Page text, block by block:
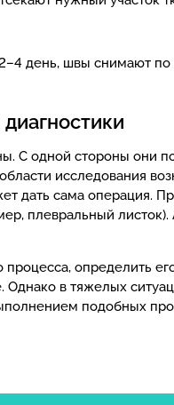
день, швы снимают
одной стороны они
исследования
дать сама операция.
плевральный
определить
в тяжелых
подобных